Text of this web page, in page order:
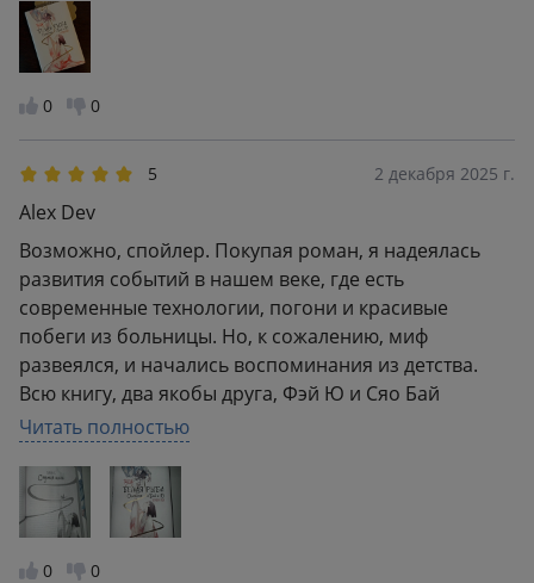
невероятно красиво))
0 0
5 2 декабря 2025 г.
Alex Dev
Возможно, спойлер. Покупая роман, я надеялась
развития событий в нашем веке, где есть
современные технологии, погони и красивые
побеги из больницы. Но, к сожалению, миф
развеялся, и начались воспоминания из детства.
Всю книгу, два якобы друга, Фэй Ю и Сяо Бай
стараются раскрыть необъяснимые в том веке
болезни. Болезнь, не спорю, была интригующая,
даже 3 ночи с музыкой цзинь лично для Сяо, были
трогательными. Но для мня слишком много
объяснений различий инструмента, кому что он
давал и как был утерян. Много воды, которая и не
Читать полностью
0 0